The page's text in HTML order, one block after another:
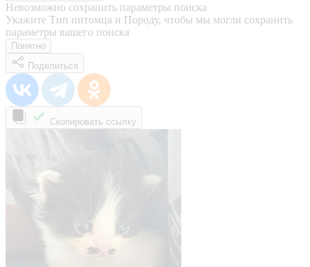
Невозможно сохранить параметры поиска
Укажите Тип питомца и Породу, чтобы мы могли сохранить
параметры вашего поиска
Понятно
Поделиться
Скопировать ссылку